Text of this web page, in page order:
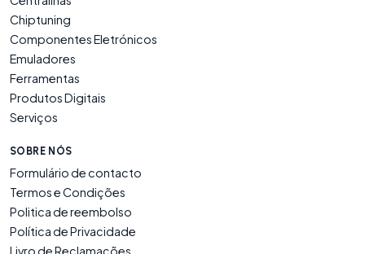
Chiptuning
Componentes Eletrónicos
Emuladores
Ferramentas
Produtos Digitais
Serviços
SOBRE NÓS
Formulário de contacto
Termos e Condições
Politica de reembolso
Política de Privacidade
Livro de Reclamações